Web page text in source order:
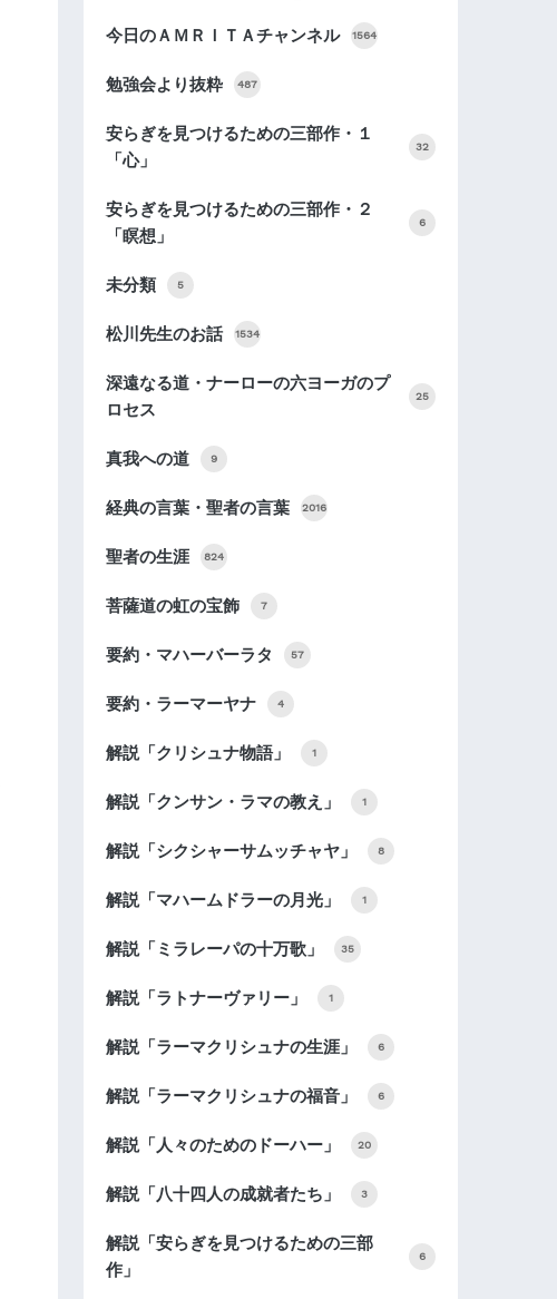
今日のＡＭＲＩＴＡチャンネル 1564
勉強会より抜粋 487
安らぎを見つけるための三部作・１
「心」
32
安らぎを見つけるための三部作・２
「瞑想」
6
未分類 5
松川先生のお話 1534
深遠なる道・ナーローの六ヨーガのプ
ロセス
25
真我への道 9
経典の言葉・聖者の言葉 2016
聖者の生涯 824
菩薩道の虹の宝飾 7
要約・マハーバーラタ 57
要約・ラーマーヤナ 4
解説「クリシュナ物語」 1
解説「クンサン・ラマの教え」 1
解説「シクシャーサムッチャヤ」 8
解説「マハームドラーの月光」 1
解説「ミラレーパの十万歌」 35
解説「ラトナーヴァリー」 1
解説「ラーマクリシュナの生涯」 6
解説「ラーマクリシュナの福音」 6
解説「人々のためのドーハー」 20
解説「八十四人の成就者たち」 3
解説「安らぎを見つけるための三部
作」
6